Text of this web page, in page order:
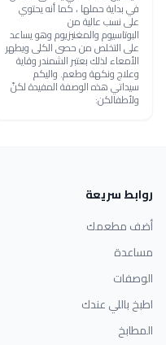
في بداية حملها ، كما أنه يحتوي
على نسب عالية من
البوتاسيوم والمغنيزيوم وهو يساعد
على التخلص من حصى الكلى ويطهر
الأمعاء لذلك بعتبر الشمندر وقاية
وعلاج ونكهة وطعم. واليكم
سيداتي هذه الوصفة المفيدة لكنّ
ولأطفالكن:
روابط سريعة
أضف مطعمك
مساعدة
الوصفات
اطبخ باللي عندك
المطابخ